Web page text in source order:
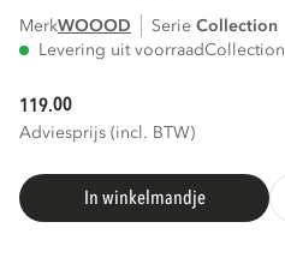
MerkWOOOD Serie
collection
Levering uit voorraadCollection
119.00
Adviesprijs (incl. BTW)
In winkelmandje